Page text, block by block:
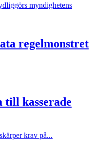
myndighetens
regelmonstret
till kasserade
krav på...